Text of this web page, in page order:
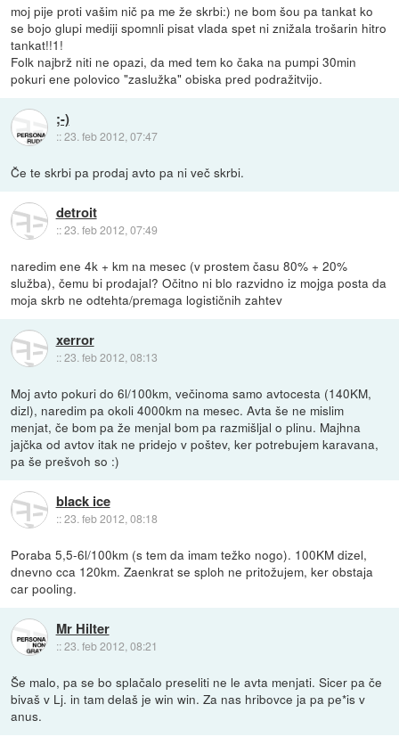
moj pije proti vašim nič pa me že skrbi:) ne bom šou pa tankat ko
se bojo glupi mediji spomnli pisat vlada spet ni znižala trošarin hitro
tankat!!1!
Folk najbrž niti ne opazi, da med tem ko čaka na pumpi 30min
pokuri ene polovico "zaslužka" obiska pred podražitvijo.
;-)
::23. feb 2012, 07:47
Če te skrbi pa prodaj avto pa ni več skrbi.
detroit
::23. feb 2012, 07:49
naredim ene 4k + km na mesec (v prostem času 80% + 20%
služba), čemu bi prodajal? Očitno ni blo razvidno iz mojga posta da
moja skrb ne odtehta/premaga logističnih zahtev
xerror
::23. feb 2012, 08:13
Moj avto pokuri do 6l/100km, večinoma samo avtocesta (140KM,
dizl), naredim pa okoli 4000km na mesec. Avta še ne mislim
menjat, če bom pa že menjal bom pa razmišljal o plinu. Majhna
jajčka od avtov itak ne pridejo v poštev, ker potrebujem karavana,
pa še prešvoh so :)
black ice
::23. feb 2012, 08:18
Poraba 5,5-6l/100km (s tem da imam težko nogo). 100KM dizel,
dnevno cca 120km. Zaenkrat se sploh ne pritožujem, ker obstaja
car pooling.
Mr Hilter
::23. feb 2012, 08:21
Še malo, pa se bo splačalo preseliti ne le avta menjati. Sicer pa če
bivaš v Lj. in tam delaš je win win. Za nas hribovce ja pa pe*is v
anus.